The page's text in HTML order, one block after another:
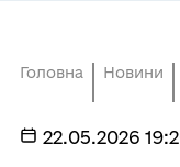
Головна Новини
22.05.2026